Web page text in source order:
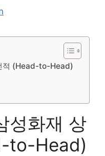
적 (Head-to-Head)
성화재 상
to-Head)